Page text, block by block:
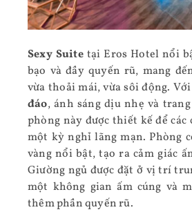
Sexy Suitetại Eros Hotel nổi
bạo và đầy quyến rũ, mang
vừa thoải mái, vừa sôi động. Với
đáo, ánh sáng dịu nhẹ và
phòng này được thiết kế để các
một kỳ nghỉ lãng mạn. Phòng
vàng nổi bật, tạo ra cảm giác
Giường ngủ được đặt ở vị trí
một không gian ấm cúng và
thêm phần quyến rũ.